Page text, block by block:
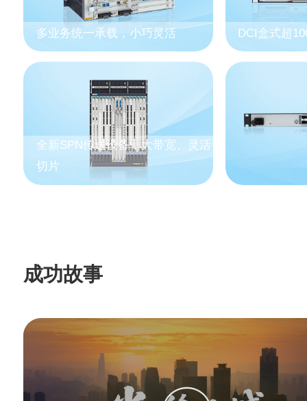
多业务统一承载，小巧灵活 DCI盒式超
全新SPN传送设备，大带宽、灵活
切片
成功故事